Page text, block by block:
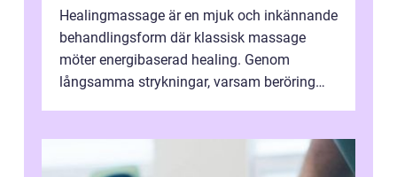
Healingmassage är en mjuk och inkännande
behandlingsform där klassisk massage
möter energibaserad healing. Genom
långsamma strykningar, varsam beröring